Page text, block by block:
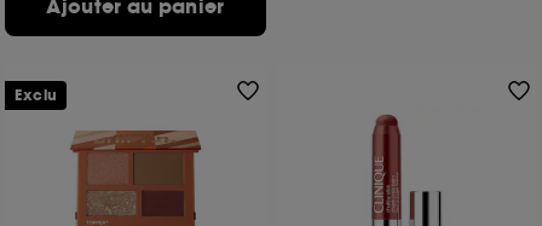
Ajouter au panier
Exclu